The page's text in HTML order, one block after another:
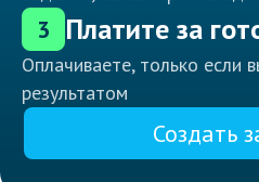
3 Платите за
Оплачиваете, только если
результатом
Создать